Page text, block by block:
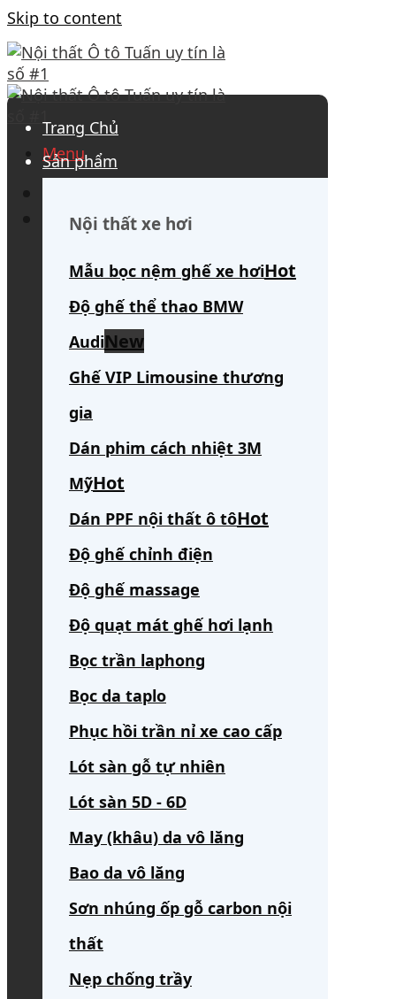
Skip to content
Menu
Search for:
Trang Chủ
Sản phẩm
Nội thất xe hơi
Mẫu bọc nệm ghế xe hơi
Độ ghế thể thao BMW
Audi
Ghế VIP Limousine thương
gia
Dán phim cách nhiệt 3M
Mỹ
Dán PPF nội thất ô tô
Độ ghế chỉnh điện
Độ ghế massage
Độ quạt mát ghế hơi lạnh
Bọc trần laphong
Bọc da taplo
Phục hồi trần nỉ xe cao cấp
Lót sàn gỗ tự nhiên
Lót sàn 5D - 6D
May (khâu) da vô lăng
Bao da vô lăng
Sơn nhúng ốp gỗ carbon nội
thất
Nẹp chống trầy